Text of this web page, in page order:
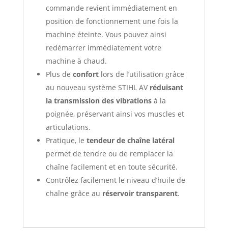
commande revient immédiatement en
position de fonctionnement une fois la
machine éteinte. Vous pouvez ainsi
redémarrer immédiatement votre
machine à chaud.
Plus de confortlors de l’utilisation grâce
au nouveau système STIHL AV réduisant
la transmission des vibrations à la
poignée, préservant ainsi vos muscles et
articulations.
Pratique, le tendeur de chaîne latéral
permet de tendre ou de remplacer la
chaîne facilement et en toute sécurité.
Contrôlez facilement le niveau d’huile de
chaîne grâce au réservoir transparent.